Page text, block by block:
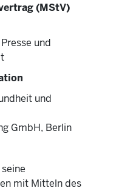
(MStV)
und
und
GmbH, Berlin
mit Mitteln des